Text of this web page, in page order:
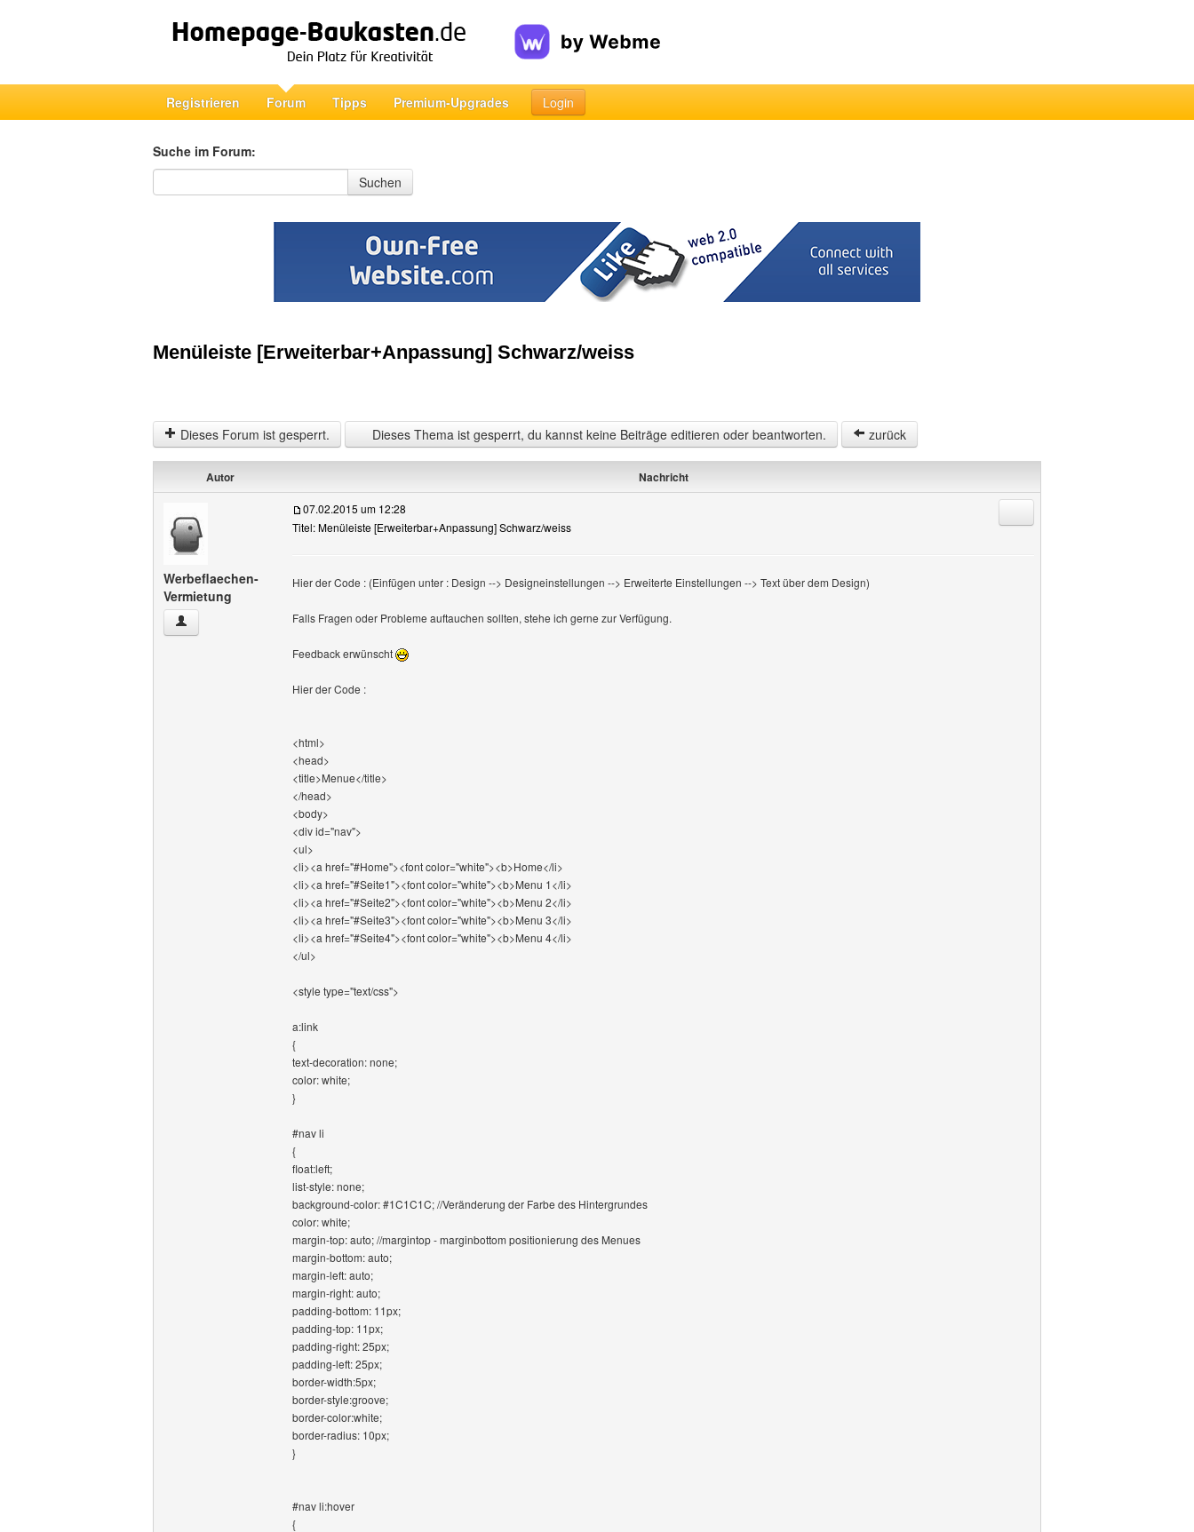
Registrieren Forum Tipps Premium-Upgrades Login
Suche im Forum:
Suche im Forum
Suchen
Menüleiste [Erweiterbar+Anpassung] Schwarz/weiss
Dieses Forum ist gesperrt. Dieses Thema ist gesperrt, du kannst keine Beiträge editieren oder beantworten. zurück
Autor Nachricht
Werbeflaechen-
Vermietung
Werbeflaechen-Vermietung Benutzer-Profile anzeigen
07.02.2015 um 12:28
Titel: Menüleiste [Erweiterbar+Anpassung] Schwarz/weiss
Hier der Code : (Einfügen unter : Design --> Designeinstellungen --> Erweiterte Einstellungen --> Text über dem Design)
Falls Fragen oder Probleme auftauchen sollten, stehe ich gerne zur Verfügung.
Feedback erwünscht
Hier der Code :
<html>
<head>
<title>Menue</title>
</head>
<body>
<div id="nav">
<ul>
<li><a href="#Home"><font color="white"><b>Home</li>
<li><a href="#Seite1"><font color="white"><b>Menu 1</li>
<li><a href="#Seite2"><font color="white"><b>Menu 2</li>
<li><a href="#Seite3"><font color="white"><b>Menu 3</li>
<li><a href="#Seite4"><font color="white"><b>Menu 4</li>
</ul>
<style type="text/css">
a:link
{
text-decoration: none;
color: white;
}
#nav li
{
float:left;
list-style: none;
background-color: #1C1C1C; //Veränderung der Farbe des Hintergrundes
color: white;
margin-top: auto; //margintop - marginbottom positionierung des Menues
margin-bottom: auto;
margin-left: auto;
margin-right: auto;
padding-bottom: 11px;
padding-top: 11px;
padding-right: 25px;
padding-left: 25px;
border-width:5px;
border-style:groove;
border-color:white;
border-radius: 10px;
}
#nav li:hover
{